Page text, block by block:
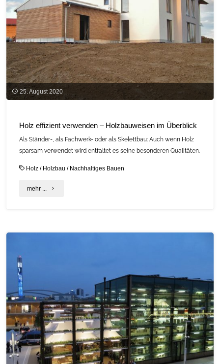
25. August 2020
Holz effizient verwenden – Holzbauweisen im Überblick
Als Ständer-, als Fachwerk- oder als Skelettbau: Auch wenn Holz
sparsam verwendet wird entfaltet es seine besonderen Qualitäten.
Holz / Holzbau / Nachhaltiges Bauen
mehr ... "Holz
Überblick"